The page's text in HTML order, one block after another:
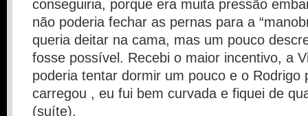
conseguiria, porque era muita pressão
não poderia fechar as pernas para a
queria deitar na cama, mas um pouco
fosse possível. Recebi o maior incentivo, a
poderia tentar dormir um pouco e o Rodrigo
carregou , eu fui bem curvada e fiquei de
(suíte).